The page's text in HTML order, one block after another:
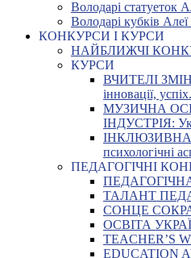
Володарі статуеток
Володарі кубків Алеї
КОНКУРСИ І КУРСИ
НАЙБЛИЖЧІ
КУРСИ
ВЧИТЕЛІ
інновації,
МУЗИЧНА
ІНДУСТРІЯ:
ІНКЛЮЗИВНА
психологічні
ПЕДАГОГІЧНІ
ТАЛАНТ
СОНЦЕ
ОСВІТА
TEACHER’S
EDUCATION